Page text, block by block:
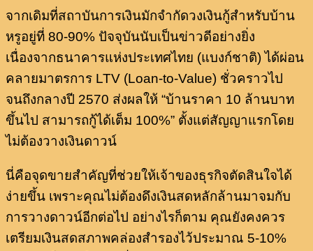
จากเดิมที่สถาบันการเงินมักจำกัดวงเงินกู้สำหรับบ้าน
หรูอยู่ที่ 80-90% ปัจจุบันนับเป็นข่าวดีอย่างยิ่ง
เนื่องจากธนาคารแห่งประเทศไทย (แบงก์ชาติ) ได้ผ่อน
คลายมาตรการ LTV (Loan-to-Value) ชั่วคราวไป
จนถึงกลางปี 2570 ส่งผลให้ “บ้านราคา 10 ล้านบาท
ขึ้นไป สามารถกู้ได้เต็ม 100%” ตั้งแต่สัญญาแรกโดย
ไม่ต้องวางเงินดาวน์
นี่คือจุดขายสำคัญที่ช่วยให้เจ้าของธุรกิจตัดสินใจได้
ง่ายขึ้น เพราะคุณไม่ต้องดึงเงินสดหลักล้านมาจมกับ
การวางดาวน์อีกต่อไป อย่างไรก็ตาม คุณยังคงควร
เตรียมเงินสดสภาพคล่องสำรองไว้ประมาณ 5-10%